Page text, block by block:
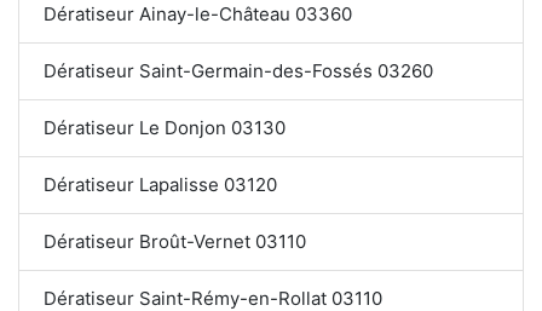
Dératiseur Ainay-le-Château 03360
Dératiseur Saint-Germain-des-Fossés 03260
Dératiseur Le Donjon 03130
Dératiseur Lapalisse 03120
Dératiseur Broût-Vernet 03110
Dératiseur Saint-Rémy-en-Rollat 03110